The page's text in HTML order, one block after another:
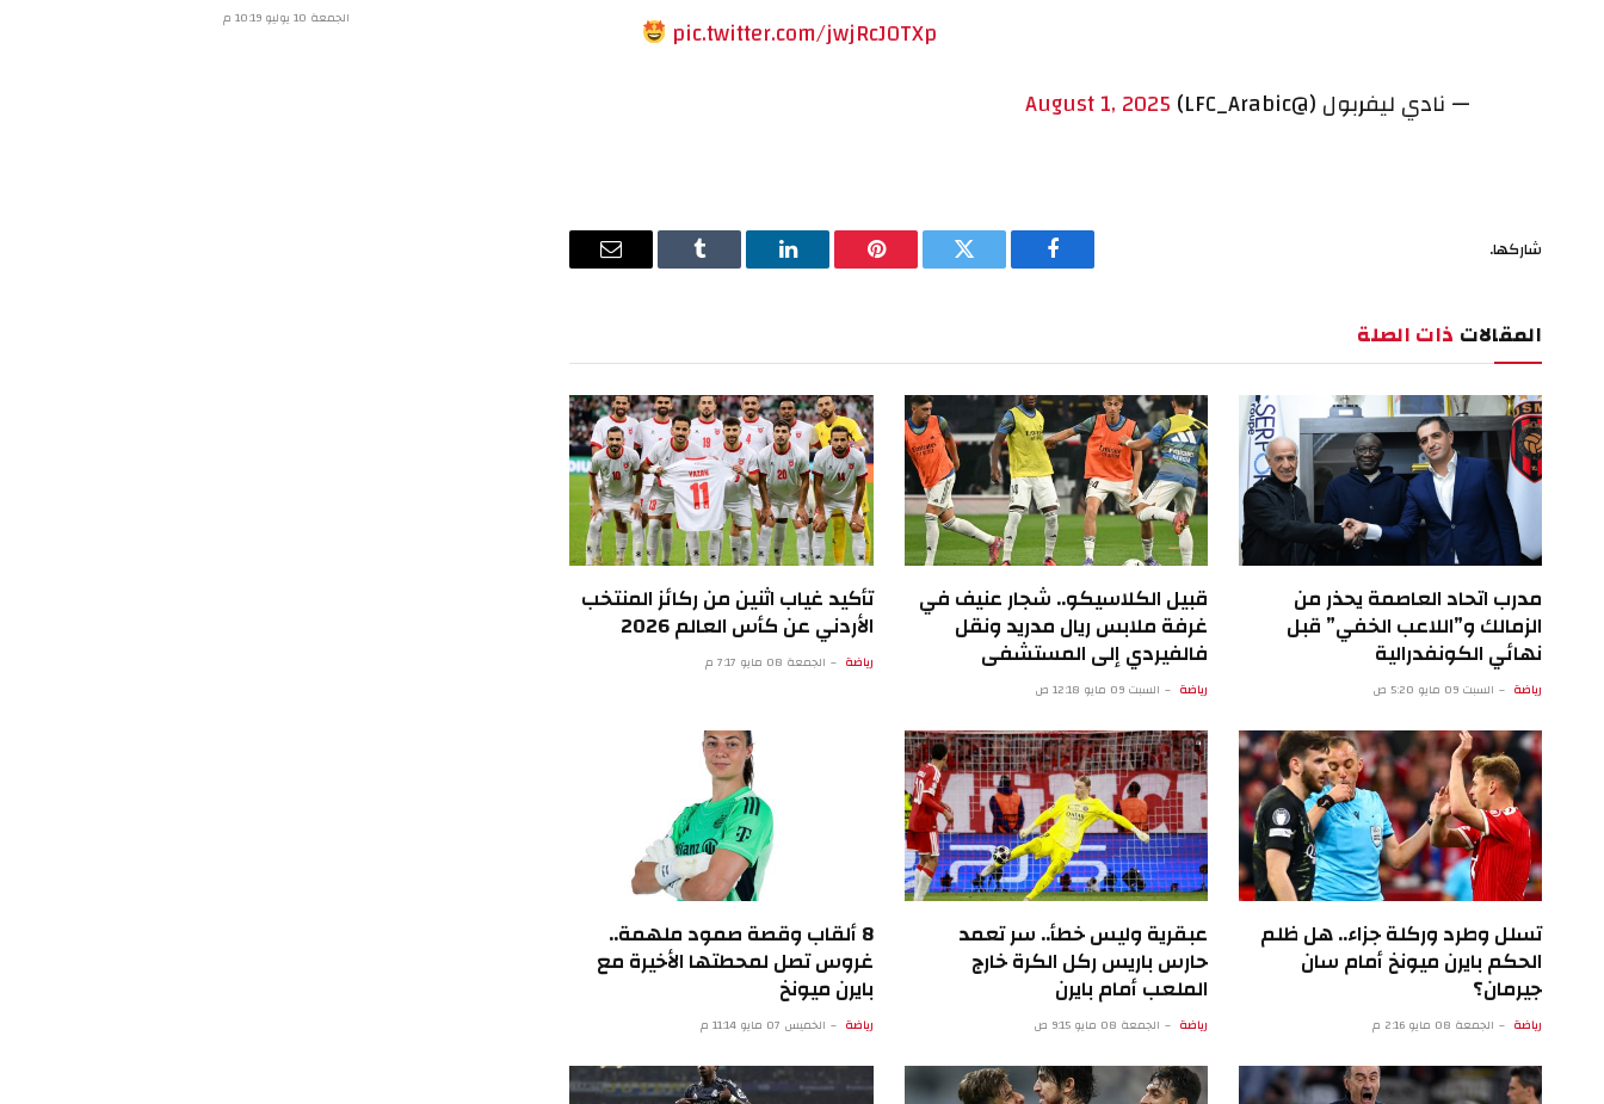
pic.twitter.com/jwjRcJ0TXp
— نادي ليفربول (@LFC_Arabic)
August 1, 2025
شاركها.
فيسبوك تويتر بينتيريستلينكدإن Tumblr
البريد
المقالات ذات الصلة
مدرب اتحاد العاصمة يحذر من
الزمالك و”اللاعب الخفي” قبل
نهائي الكونفدرالية
رياضة السبت 09 مايو 5:20 ص
قبيل الكلاسيكو.. شجار عنيف في
غرفة ملابس ريال مدريد ونقل
فالفيردي إلى المستشفى
رياضة السبت 09 مايو 12:18 ص
تأكيد غياب اثنين من ركائز المنتخب
الأردني عن كأس العالم 2026
رياضة الجمعة 08 مايو 7:17 م
تسلل وطرد وركلة جزاء.. هل ظلم
الحكم بايرن ميونخ أمام سان
جيرمان؟
رياضة الجمعة 08 مايو 2:16 م
عبقرية وليس خطأ.. سر تعمد
حارس باريس ركل الكرة خارج
الملعب أمام بايرن
رياضة الجمعة 08 مايو 9:15 ص
8 ألقاب وقصة صمود ملهمة..
غروس تصل لمحطتها الأخيرة مع
بايرن ميونخ
رياضة الخميس 07 مايو 11:14 م
الجمعة 10 يوليو 10:19 م